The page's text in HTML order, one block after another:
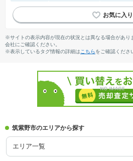
※サイトの表示内容が現在の状況とは異なる場合があり
会社にご確認ください。
※表示しているタグ情報の詳細は こちらをご確認くださ
筑紫野市のエリアから探す
エリア一覧